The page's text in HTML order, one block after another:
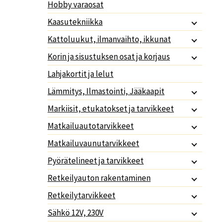
Hobby varaosat
Kaasutekniikka
Kattoluukut, ilmanvaihto, ikkunat
Korin ja sisustuksen osat ja korjaus
Lahjakortit ja lelut
Lämmitys, Ilmastointi, Jääkaapit
Markiisit, etukatokset ja tarvikkeet
Matkailuautotarvikkeet
Matkailuvaunutarvikkeet
Pyörätelineet ja tarvikkeet
Retkeilyauton rakentaminen
Retkeilytarvikkeet
Sähkö 12V, 230V